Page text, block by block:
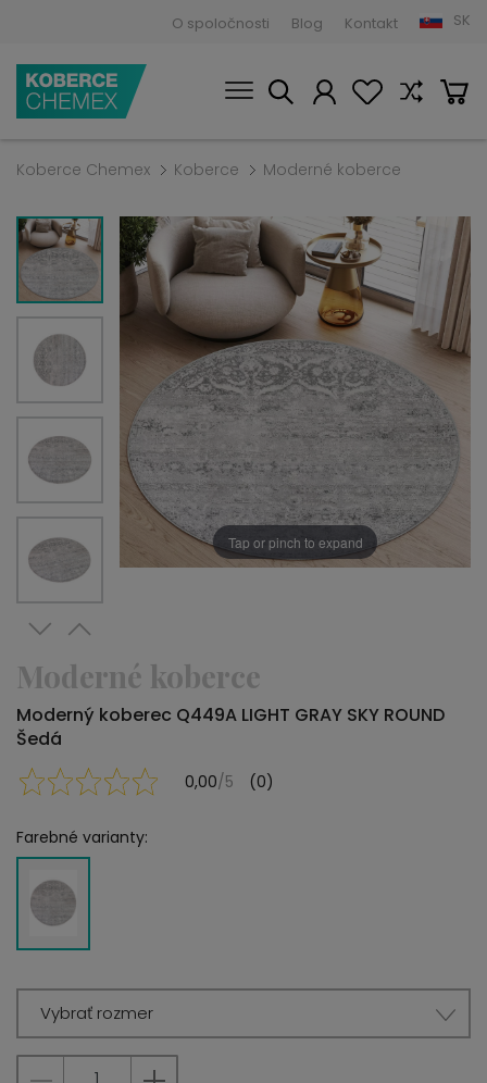
O spoločnosti Blog Kontakt SK
Koberce Chemex Koberce Moderné koberce
Tap or pinch to expand
Moderné koberce
Moderný koberec Q449A LIGHT GRAY SKY ROUND
Šedá
0,00/5 (0)
Farebné varianty:
Vybrať rozmer